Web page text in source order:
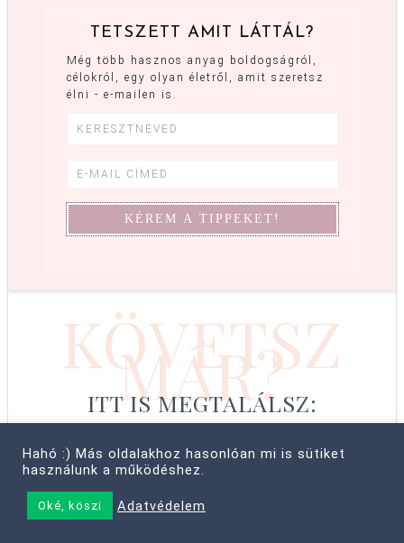
TETSZETT AMIT LÁTTÁL?
Még több hasznos anyag boldogságról,
célokról, egy olyan életről, amit szeretsz
élni - e-mailen is.
KÖVETSZ
MÁR?
ITT IS MEGTALÁLSZ:
© COPYRIGHT 2008–2026 CABBIT SUPREME LTD, FARKAS LÍVIA
• MINDEN JOG FENNTARTVA! ·
Hahó :) Más oldalakhoz hasonlóan mi is sütiket
használunk a működéshez.
Oké, köszi Adatvédelem